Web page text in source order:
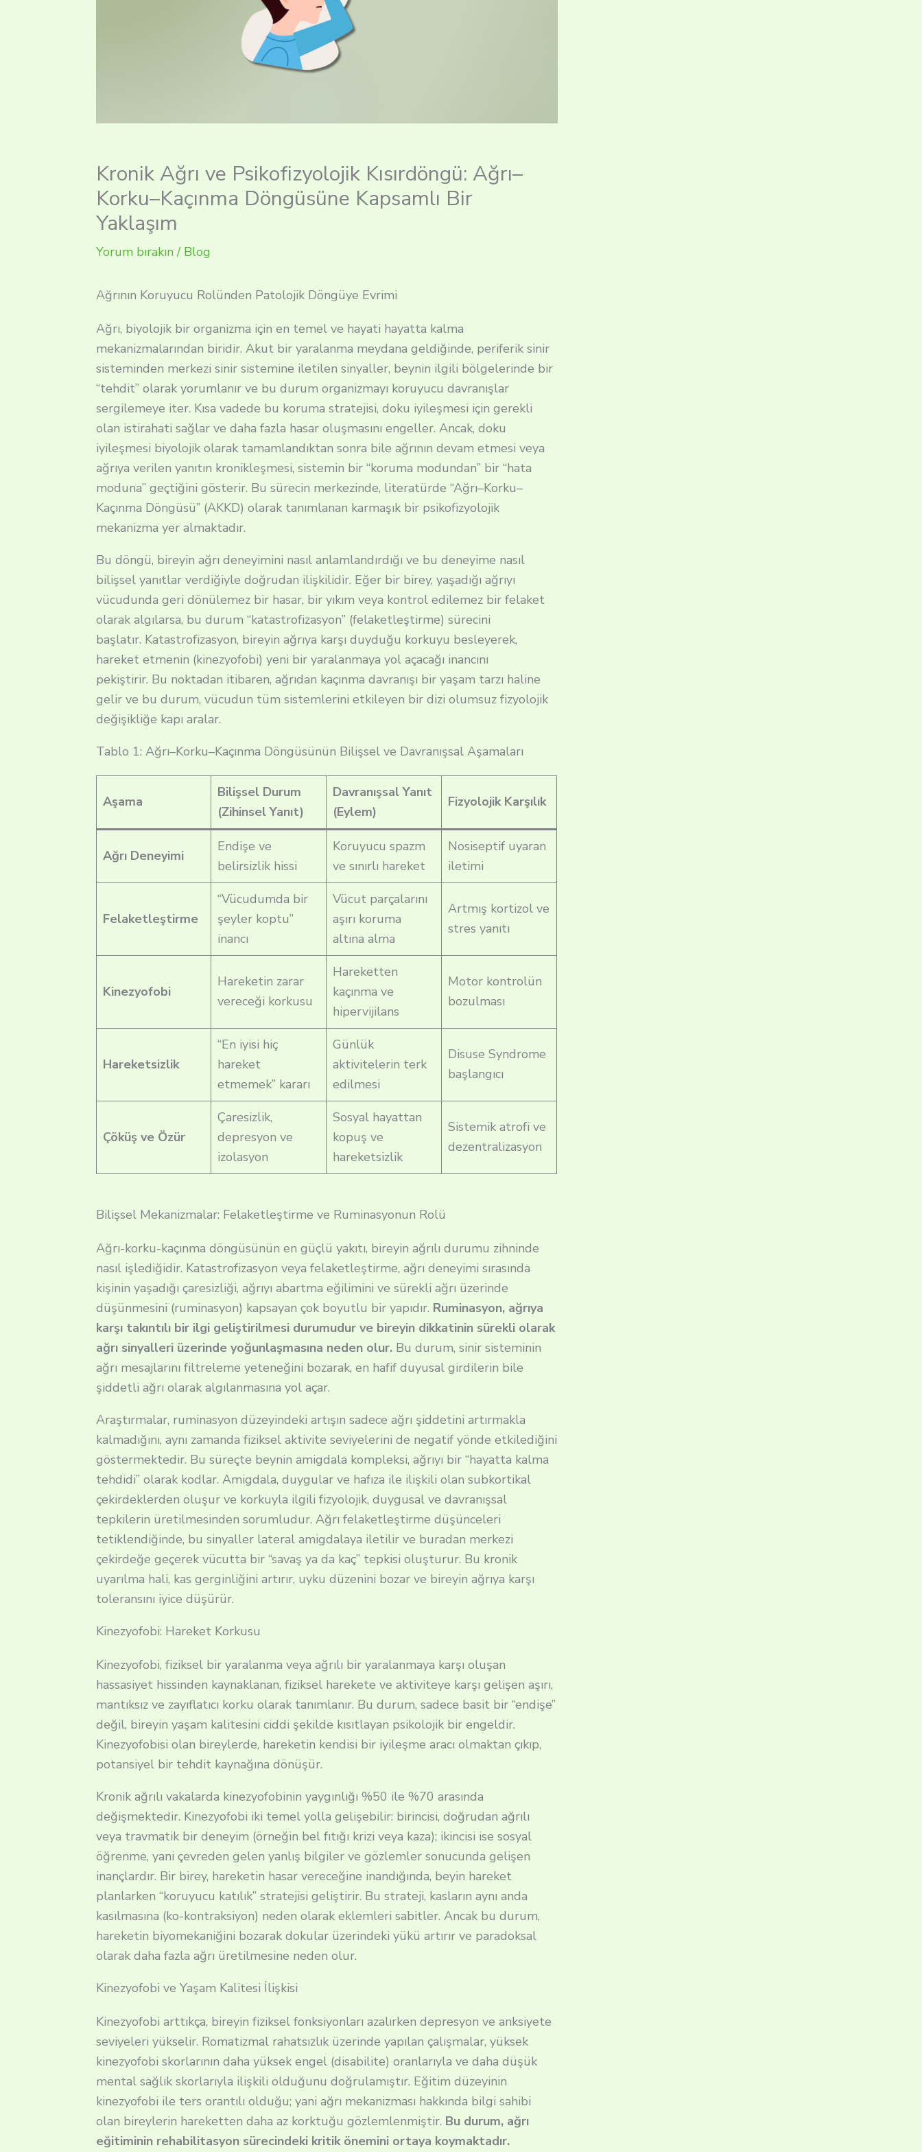
Kronik Ağrı ve Psikofizyolojik Kısırdöngü: Ağrı–
Korku–Kaçınma Döngüsüne Kapsamlı Bir
Yaklaşım
Yorum bırakın / Blog
Ağrının Koruyucu Rolünden Patolojik Döngüye Evrimi
Ağrı, biyolojik bir organizma için en temel ve hayati hayatta kalma
mekanizmalarından biridir. Akut bir yaralanma meydana geldiğinde, periferik sinir
sisteminden merkezi sinir sistemine iletilen sinyaller, beynin ilgili bölgelerinde bir
“tehdit” olarak yorumlanır ve bu durum organizmayı koruyucu davranışlar
sergilemeye iter. Kısa vadede bu koruma stratejisi, doku iyileşmesi için gerekli
olan istirahati sağlar ve daha fazla hasar oluşmasını engeller. Ancak, doku
iyileşmesi biyolojik olarak tamamlandıktan sonra bile ağrının devam etmesi veya
ağrıya verilen yanıtın kronikleşmesi, sistemin bir “koruma modundan” bir “hata
moduna” geçtiğini gösterir. Bu sürecin merkezinde, literatürde “Ağrı–Korku–
Kaçınma Döngüsü” (AKKD) olarak tanımlanan karmaşık bir psikofizyolojik
mekanizma yer almaktadır.
Bu döngü, bireyin ağrı deneyimini nasıl anlamlandırdığı ve bu deneyime nasıl
bilişsel yanıtlar verdiğiyle doğrudan ilişkilidir. Eğer bir birey, yaşadığı ağrıyı
vücudunda geri dönülemez bir hasar, bir yıkım veya kontrol edilemez bir felaket
olarak algılarsa, bu durum “katastrofizasyon” (felaketleştirme) sürecini
başlatır. Katastrofizasyon, bireyin ağrıya karşı duyduğu korkuyu besleyerek,
hareket etmenin (kinezyofobi) yeni bir yaralanmaya yol açacağı inancını
pekiştirir. Bu noktadan itibaren, ağrıdan kaçınma davranışı bir yaşam tarzı haline
gelir ve bu durum, vücudun tüm sistemlerini etkileyen bir dizi olumsuz fizyolojik
değişikliğe kapı aralar.
Tablo 1: Ağrı–Korku–Kaçınma Döngüsünün Bilişsel ve Davranışsal Aşamaları
Aşama
Bilişsel Durum
(Zihinsel Yanıt)
Davranışsal Yanıt
(Eylem)
Fizyolojik Karşılık
Ağrı Deneyimi
Endişe ve
belirsizlik hissi
Koruyucu spazm
ve sınırlı hareket
Nosiseptif uyaran
iletimi
Felaketleştirme
“Vücudumda bir
şeyler koptu”
inancı
Vücut parçalarını
aşırı koruma
altına alma
Artmış kortizol ve
stres yanıtı
Kinezyofobi
Hareketin zarar
vereceği korkusu
Hareketten
kaçınma ve
hipervijilans
Motor kontrolün
bozulması
Hareketsizlik
“En iyisi hiç
hareket
etmemek” kararı
Günlük
aktivitelerin terk
edilmesi
Disuse Syndrome
başlangıcı
Çöküş ve Özür
Çaresizlik,
depresyon ve
izolasyon
Sosyal hayattan
kopuş ve
hareketsizlik
Sistemik atrofi ve
dezentralizasyon
Bilişsel Mekanizmalar: Felaketleştirme ve Ruminasyonun Rolü
Ağrı-korku-kaçınma döngüsünün en güçlü yakıtı, bireyin ağrılı durumu zihninde
nasıl işlediğidir. Katastrofizasyon veya felaketleştirme, ağrı deneyimi sırasında
kişinin yaşadığı çaresizliği, ağrıyı abartma eğilimini ve sürekli ağrı üzerinde
düşünmesini (ruminasyon) kapsayan çok boyutlu bir yapıdır. Ruminasyon, ağrıya
karşı takıntılı bir ilgi geliştirilmesi durumudur ve bireyin dikkatinin sürekli olarak
ağrı sinyalleri üzerinde yoğunlaşmasına neden olur. Bu durum, sinir sisteminin
ağrı mesajlarını filtreleme yeteneğini bozarak, en hafif duyusal girdilerin bile
şiddetli ağrı olarak algılanmasına yol açar.
Araştırmalar, ruminasyon düzeyindeki artışın sadece ağrı şiddetini artırmakla
kalmadığını, aynı zamanda fiziksel aktivite seviyelerini de negatif yönde etkilediğini
göstermektedir. Bu süreçte beynin amigdala kompleksi, ağrıyı bir “hayatta kalma
tehdidi” olarak kodlar. Amigdala, duygular ve hafıza ile ilişkili olan subkortikal
çekirdeklerden oluşur ve korkuyla ilgili fizyolojik, duygusal ve davranışsal
tepkilerin üretilmesinden sorumludur. Ağrı felaketleştirme düşünceleri
tetiklendiğinde, bu sinyaller lateral amigdalaya iletilir ve buradan merkezi
çekirdeğe geçerek vücutta bir “savaş ya da kaç” tepkisi oluşturur. Bu kronik
uyarılma hali, kas gerginliğini artırır, uyku düzenini bozar ve bireyin ağrıya karşı
toleransını iyice düşürür.
Kinezyofobi: Hareket Korkusu
Kinezyofobi, fiziksel bir yaralanma veya ağrılı bir yaralanmaya karşı oluşan
hassasiyet hissinden kaynaklanan, fiziksel harekete ve aktiviteye karşı gelişen aşırı,
mantıksız ve zayıflatıcı korku olarak tanımlanır. Bu durum, sadece basit bir “endişe”
değil, bireyin yaşam kalitesini ciddi şekilde kısıtlayan psikolojik bir engeldir.
Kinezyofobisi olan bireylerde, hareketin kendisi bir iyileşme aracı olmaktan çıkıp,
potansiyel bir tehdit kaynağına dönüşür.
Kronik ağrılı vakalarda kinezyofobinin yaygınlığı %50 ile %70 arasında
değişmektedir. Kinezyofobi iki temel yolla gelişebilir: birincisi, doğrudan ağrılı
veya travmatik bir deneyim (örneğin bel fıtığı krizi veya kaza); ikincisi ise sosyal
öğrenme, yani çevreden gelen yanlış bilgiler ve gözlemler sonucunda gelişen
inançlardır. Bir birey, hareketin hasar vereceğine inandığında, beyin hareket
planlarken “koruyucu katılık” stratejisi geliştirir. Bu strateji, kasların aynı anda
kasılmasına (ko-kontraksiyon) neden olarak eklemleri sabitler. Ancak bu durum,
hareketin biyomekaniğini bozarak dokular üzerindeki yükü artırır ve paradoksal
olarak daha fazla ağrı üretilmesine neden olur.
Kinezyofobi ve Yaşam Kalitesi İlişkisi
Kinezyofobi arttıkça, bireyin fiziksel fonksiyonları azalırken depresyon ve anksiyete
seviyeleri yükselir. Romatizmal rahatsızlık üzerinde yapılan çalışmalar, yüksek
kinezyofobi skorlarının daha yüksek engel (disabilite) oranlarıyla ve daha düşük
mental sağlık skorlarıyla ilişkili olduğunu doğrulamıştır. Eğitim düzeyinin
kinezyofobi ile ters orantılı olduğu; yani ağrı mekanizması hakkında bilgi sahibi
olan bireylerin hareketten daha az korktuğu gözlemlenmiştir. Bu durum, ağrı
eğitiminin rehabilitasyon sürecindeki kritik önemini ortaya koymaktadır.